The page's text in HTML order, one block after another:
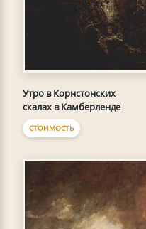
Утро в Корнстонских
скалах в Камберленде
СТОИМОСТЬ